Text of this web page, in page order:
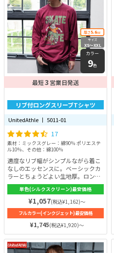
厚さ5.6oz
サイズ
XS〜XXL
カラー
9色
最短3 営業日発送
リブ付ロングスリーブTシャツ
UnitedAthle 丨 5011-01
17
素材：ミックスグレー：綿90％ ポリエステ
ル10％、その他：綿100％
適度なリブ幅がシンプルながら着こ
なしのエッセンスに。ベーシックカ
ラーとちょうどよい生地厚。ロング
スリーブTシャツは、一年を通して
様々なイベントで活用できる王道の
アイテムです！シルエットはTシャ
ツの本場アメリカを感じられるボッ
クスタイプ。そのため、アメカジや
Tシャツ好きの方は必見の商品で
す！生地は5.6ozとたっぷりの厚み
があり、透けにくく耐久性も抜群で
す。
単色(シルクスクリーン)最安価格
¥1,057(税込¥1,162)～
フルカラー(インクジェット)最安価格
¥1,745(税込¥1,920)～